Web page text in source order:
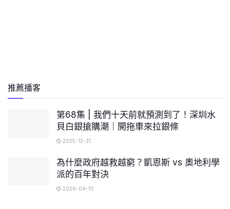
推薦播客
第68集 | 我們十天前就預測到了！深圳水
貝白銀搶購潮｜開拖車來拉銀條
2025-12-31
為什麼政府越救越窮？凱恩斯 vs 奧地利學
派的百年對決
2026-04-10